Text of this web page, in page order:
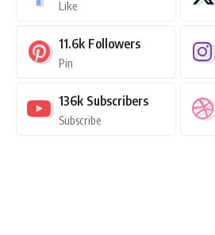
Like
11.6k Followers
Pin
136k Subscribers
Subscribe